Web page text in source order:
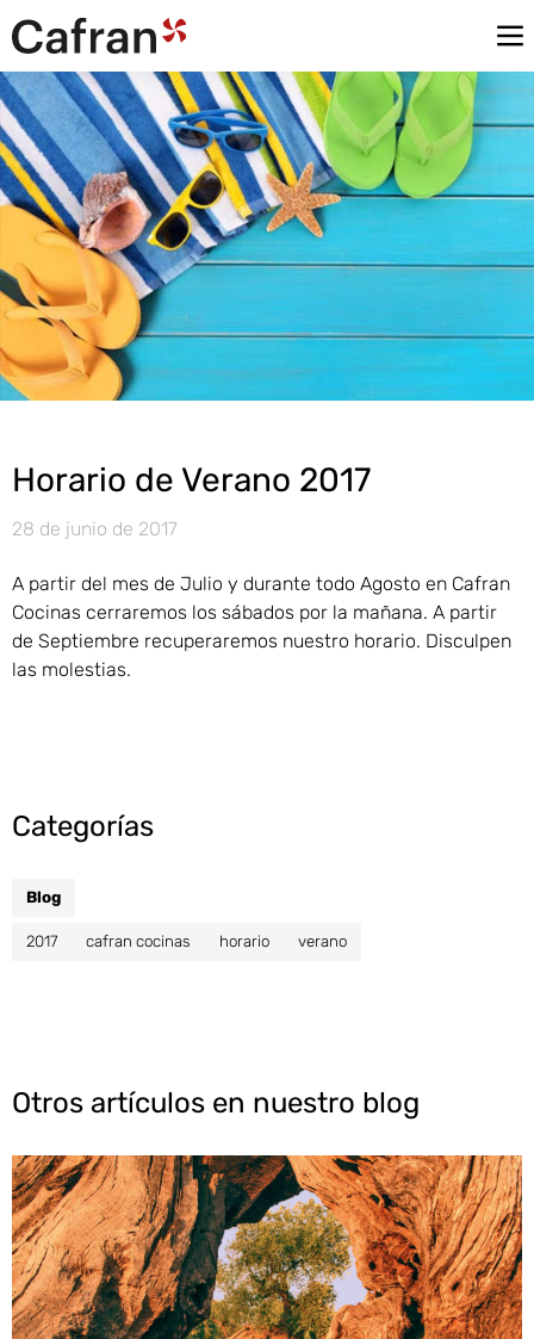
Horario de Verano 2017
28 de junio de 2017
A partir del mes de Julio y durante todo Agosto en Cafran
Cocinas cerraremos los sábados por la mañana. A partir
de Septiembre recuperaremos nuestro horario. Disculpen
las molestias.
Categorías
Blog
2017 cafran cocinas horario verano
Otros artículos en nuestro blog